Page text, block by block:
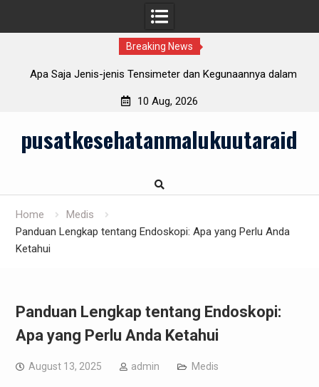
Breaking News
Apa Saja Jenis-jenis Tensimeter dan Kegunaannya dalam
10 Aug, 2026
contentpusatkesehatanmalukuutaraid
Home
Medis
Panduan Lengkap tentang Endoskopi: Apa yang Perlu Anda
Ketahui
Panduan Lengkap tentang Endoskopi:
Apa yang Perlu Anda Ketahui
August 13, 2025 admin Medis